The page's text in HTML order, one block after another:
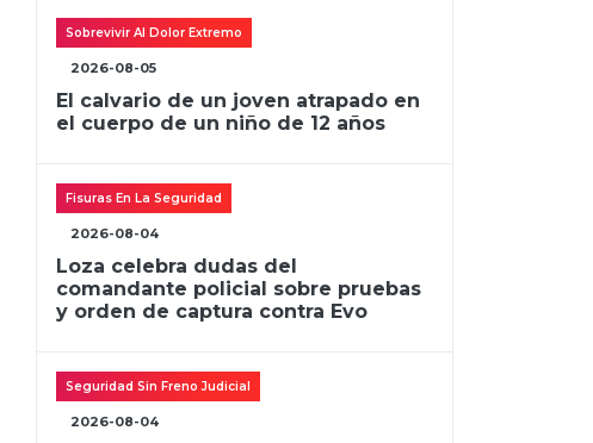
Sobrevivir Al Dolor Extremo
2026-08-05
El calvario de un joven atrapado en
el cuerpo de un niño de 12 años
Fisuras En La Seguridad
2026-08-04
Loza celebra dudas del
comandante policial sobre pruebas
y orden de captura contra Evo
Seguridad Sin Freno Judicial
2026-08-04